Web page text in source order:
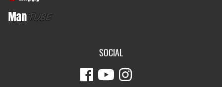
SOCIAL